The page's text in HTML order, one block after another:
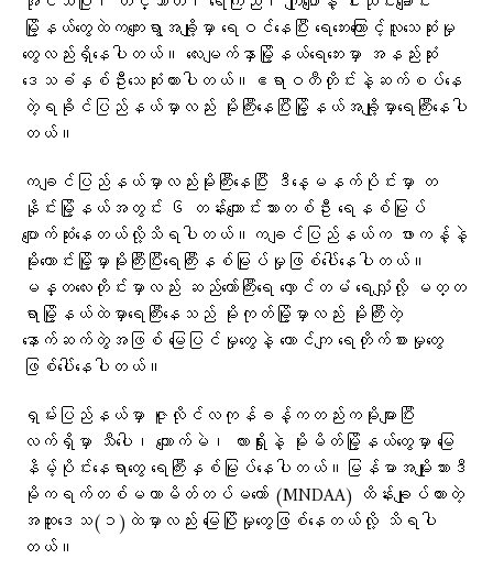
မြို့နယ်တွေထဲကကျေးရွာအချို့မှာ ရေဝင်နေပြီး ရေဘေးကြောင့်လူသေဆုံးမှု
တွေလည်းရှိနေပါတယ်။ လေးမျက်နှာမြို့နယ်ရေဘေးမှာ အနည်းဆုံး
ဒေသခံနှစ်ဦးသေဆုံးထားပါတယ်။ဧရာဝတီတိုင်းနဲ့ဆက်စပ်နေ
တဲ့ရခိုင်ပြည်နယ်မှာလည်း မိုးကြီးနေပြီးမြို့နယ်အချို့မှာရေကြီးနေပါ
တယ်။
ကချင်ပြည်နယ်မှာလည်းမိုးကြီးနေပြီး ဒီနေ့မနက်ပိုင်းမှာ တ
နိုင်းမြို့နယ်အတွင်း ၆ တန်းကျောင်းသားတစ်ဦး ရေနစ်မြုပ်
ပျောက်ဆုံးနေတယ်လို့သိရပါတယ်။ကချင်ပြည်နယ်က ဖားကန့်နဲ့
မိုး‌ကောင်းမြို့မှာမိုးကြီးပြီးရေကြီးနစ်မြုပ်မှုဖြစ်ပေါ်နေပါတယ်။
မန္တလေးတိုင်းမှာလည်း ဆည်တော်ကြီးရေ လှောင်တမံ ရေလျှံလို့ မတ္တ
ရာမြို့နယ်ထဲမှာရေကြီးနေသည် မိုးကုတ်မြို့မှာလည်း မိုးကြီးတဲ့
နောက်ဆက်တွဲအဖြစ် မြေပြင်မှုတွေနဲ့ တောင်ကျ‌ ရေတိုက်စားမှုတွေ
ဖြစ်ပေါ်နေပါတယ်။
ရှမ်းပြည်နယ်မှာ ဇူလိုင်လကုန်ခန့်ကတည်းကမိုးများပြီး
လက်ရှိမှာ သီပေါ၊ ကျောက်မဲ၊ လားရှိုးနဲ့ မိုးမိတ်မြို့နယ်တွေမှာ မြေ
နိမ့်ပိုင်းနေရာတွေ ရေကြီးနှစ်မြုပ်နေပါတယ်။မြန်မာအမျိုးသားဒီ
မိုကရက်တစ်မဟာမိတ်တပ်မတော် (MNDAA) ထိန်းချုပ်ထားတဲ့
အထူးဒေသ(၁)ထဲမှာလည်း မြေပြိုမှုတွေဖြစ်နေတယ်လို့ သိရပါ
တယ်။